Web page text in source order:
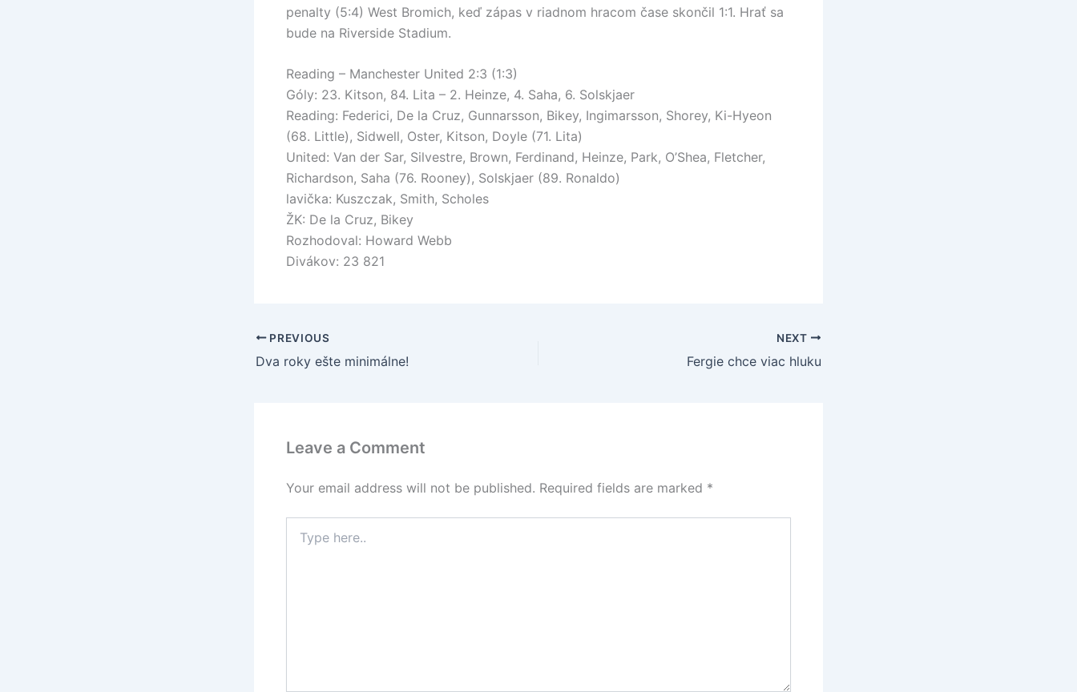
penalty (5:4) West Bromich, keď zápas v riadnom hracom čase skončil 1:1. Hrať sa
bude na Riverside Stadium.
Reading – Manchester United 2:3 (1:3)
Góly: 23. Kitson, 84. Lita – 2. Heinze, 4. Saha, 6. Solskjaer
Reading: Federici, De la Cruz, Gunnarsson, Bikey, Ingimarsson, Shorey, Ki-Hyeon
(68. Little), Sidwell, Oster, Kitson, Doyle (71. Lita)
United: Van der Sar, Silvestre, Brown, Ferdinand, Heinze, Park, O’Shea, Fletcher,
Richardson, Saha (76. Rooney), Solskjaer (89. Ronaldo)
lavička: Kuszczak, Smith, Scholes
ŽK: De la Cruz, Bikey
Rozhodoval: Howard Webb
Divákov: 23 821
PREVIOUS
Dva roky ešte minimálne!
NEXT
Fergie chce viac hluku
Leave a Comment
Your email address will not be published. Required fields are marked *
here..